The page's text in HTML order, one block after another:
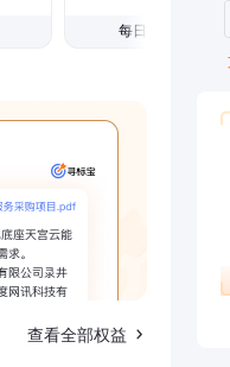
每日仅1.08元
查看全部权益